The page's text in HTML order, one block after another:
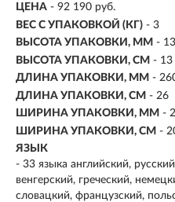
ЦЕНА - 92 190 руб.
ВЕС С УПАКОВКОЙ (КГ) - 3
ВЫСОТА УПАКОВКИ, ММ -
ВЫСОТА УПАКОВКИ, СМ - 13
ДЛИНА УПАКОВКИ, ММ -
ДЛИНА УПАКОВКИ, СМ - 26
ШИРИНА УПАКОВКИ, ММ -
ШИРИНА УПАКОВКИ, СМ -
ЯЗЫК
- 33 языка английский,
венгерский, греческий,
словацкий, французский,